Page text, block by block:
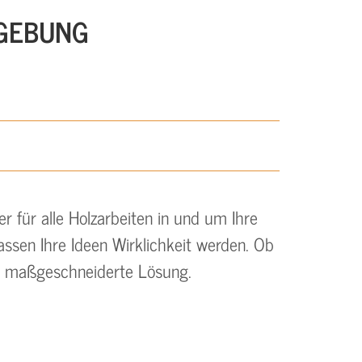
für alle Holzarbeiten in und um Ihre
Ihre Ideen Wirklichkeit werden. Ob
Lösung.